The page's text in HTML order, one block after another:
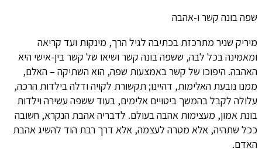
שפה בונה קשר ו-אהבה
מיריק שניר מתרכזת בכתיבה לגיל הרך, מינקות ועד קריאה
ומאמינה בכל לבה, ששפה בונה קשר ושיאו של קשר בין-אישי היא
האהבה. היפוכו של קשר באמצעות שפה, הוא השתיקה – האלם,
ממנו נובעת האלימות, דהיינו; תקשורת לקויה ודלה בילדות הרכה,
עלולה לקבל בהמשך ביטויים אלימים, בעוד ששפה עשירה וילדות
בונת אמון, מעצימות אהבה בעולם. לדבריה אהבת הנקרא, חשובה
ככל שתהיה, אלא מטרה לעצמה, אלא דרך רבת הוד להשיג אהבת
האדם.